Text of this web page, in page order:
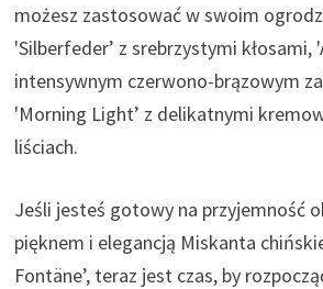
możesz zastosować w swoim
'Silberfeder’ z srebrzystymi kłosami,
intensywnym czerwono-brązowym
'Morning Light’ z delikatnymi
liściach.
Jeśli jesteś gotowy na przyjemność
pięknem i elegancją Miskanta
Fontäne’, teraz jest czas, by